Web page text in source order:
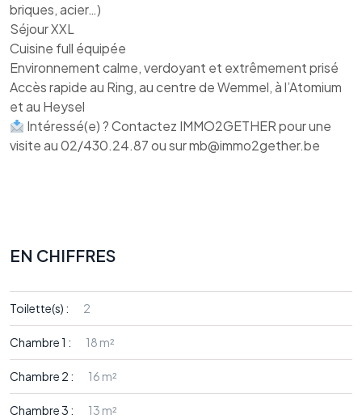
briques, acier…)
Séjour XXL
Cuisine full équipée
Environnement calme, verdoyant et extrêmement prisé
Accès rapide au Ring, au centre de Wemmel, à l’Atomium
et au Heysel
Intéressé(e) ? Contactez IMMO2GETHER pour une
visite au 02/430.24.87 ou sur mb@immo2gether.be
EN CHIFFRES
Toilette(s) : 2
Chambre 1 : 18 m²
Chambre 2 : 16 m²
Chambre 3 : 13 m²